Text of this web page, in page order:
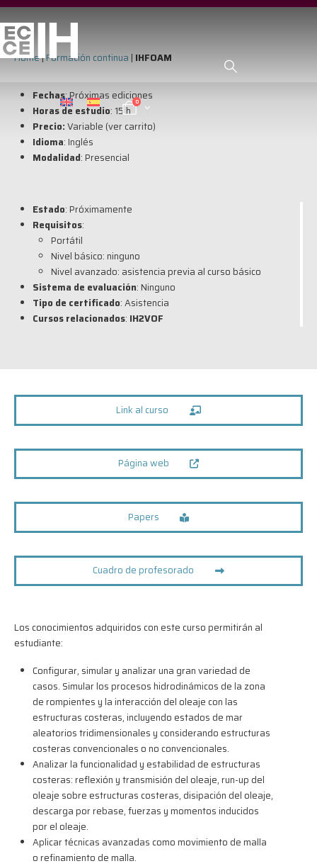
0
Home|Formación continua | IHFOAM
Fechas: Próximas ediciones
Horas de estudio: 15 h
Precio:Variable (ver carrito)
Idioma: Inglés
Modalidad: Presencial
Estado: Próximamente
Requisitos:
Portátil
Nivel básico: ninguno
Nivel avanzado: asistencia previa al curso básico
Sistema de evaluación: Ninguno
Tipo de certificado:Asistencia
Cursos relacionados: IH2VOF
Link al curso
Página web
Papers
Cuadro de profesorado
Los conocimientos adquiridos con este curso permitirán al
estudiante:
Configurar, simular y analizar una gran variedad de
casos. Simular los procesos hidrodinámicos de la zona
de rompientes y la interacción del oleaje con las
estructuras costeras, incluyendo estados de mar
aleatorios tridimensionales y considerando estructuras
costeras convencionales o no convencionales.
Analizar la funcionalidad y estabilidad de estructuras
costeras: reflexión y transmisión del oleaje, run-up del
oleaje sobre estructuras costeras, disipación del oleaje,
descarga por rebase, fuerzas y momentos inducidos
por el oleaje.
Aplicar técnicas avanzadas como movimiento de malla
o refinamiento de malla.